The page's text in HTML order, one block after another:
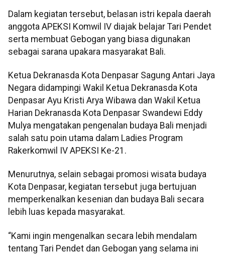
Dalam kegiatan tersebut, belasan istri kepala daerah
anggota APEKSI Komwil IV diajak belajar Tari Pendet
serta membuat Gebogan yang biasa digunakan
sebagai sarana upakara masyarakat Bali.
Ketua Dekranasda Kota Denpasar Sagung Antari Jaya
Negara didampingi Wakil Ketua Dekranasda Kota
Denpasar Ayu Kristi Arya Wibawa dan Wakil Ketua
Harian Dekranasda Kota Denpasar Swandewi Eddy
Mulya mengatakan pengenalan budaya Bali menjadi
salah satu poin utama dalam Ladies Program
Rakerkomwil IV APEKSI Ke-21.
Menurutnya, selain sebagai promosi wisata budaya
Kota Denpasar, kegiatan tersebut juga bertujuan
memperkenalkan kesenian dan budaya Bali secara
lebih luas kepada masyarakat.
“Kami ingin mengenalkan secara lebih mendalam
tentang Tari Pendet dan Gebogan yang selama ini